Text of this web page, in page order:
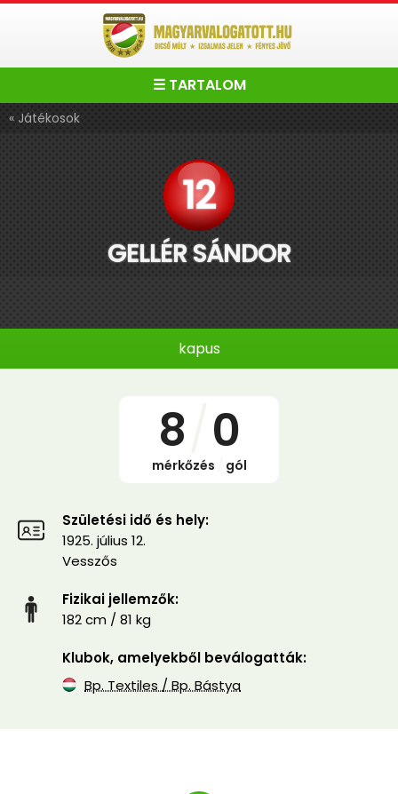
☰ TARTALOM
« Játékosok
12
GELLÉR SÁNDOR
kapus
8 0
mérkőzés gól
Születési idő és hely:
1925. július 12.
Vesszős
Fizikai jellemzők:
182 cm / 81 kg
Klubok, amelyekből beválogatták:
Bp. Textiles / Bp. Bástya